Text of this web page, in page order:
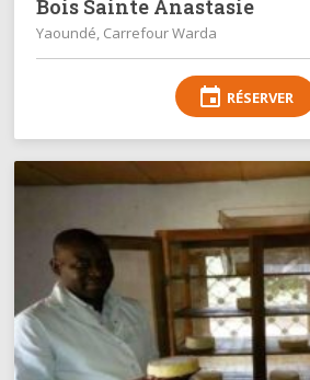
Bois Sainte Anastasie
Yaoundé, Carrefour Warda
event RÉSERVER